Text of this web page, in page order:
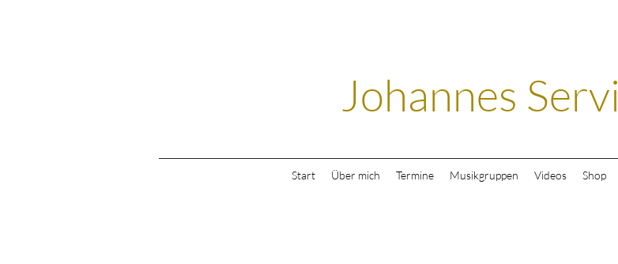
Johannes Servi
Start Über mich Termine Musikgruppen Videos Shop